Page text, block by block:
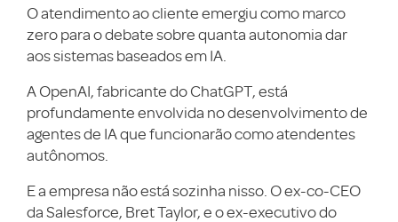
O atendimento ao cliente emergiu como marco
zero para o debate sobre quanta autonomia dar
aos sistemas baseados em IA.
A OpenAI, fabricante do ChatGPT, está
profundamente envolvida no desenvolvimento de
agentes de IA que funcionarão como atendentes
autônomos.
E a empresa não está sozinha nisso. O ex-co-CEO
da Salesforce, Bret Taylor, e o ex-executivo do